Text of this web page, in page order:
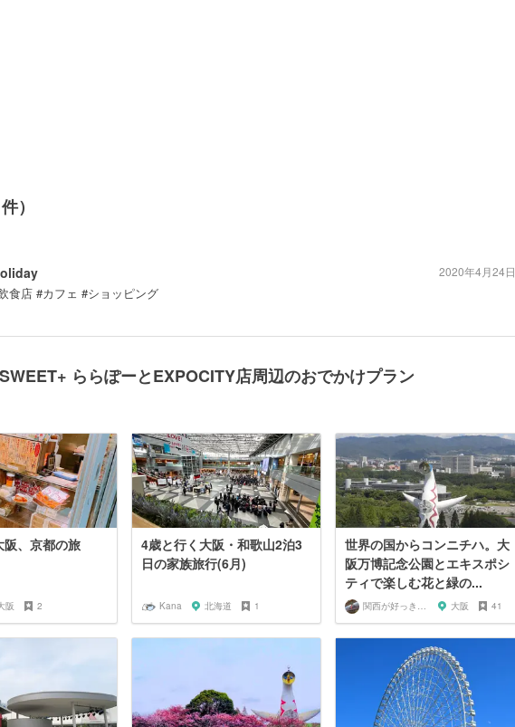
）
食店 #カフェ #ショッピング
2020年4月24日
ららぽーとEXPOCITY店周辺のおでかけプラン
、京都の旅
阪 2
4歳と行く大阪・和歌山2泊3
日の家族旅行(6月)
Kana 北海道 1
世界の国からコンニチハ。大
阪万博記念公園とエキスポシ
ティで楽しむ花と緑の...
関西が好っきゃねん 大阪 41